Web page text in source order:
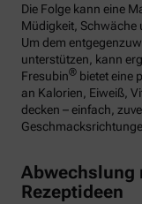
Die Folge kann eine
Müdigkeit, Schwäche
Um dem
unterstützen, kann
Fresubin® bietet eine
an Kalorien, Eiweiß,
decken – einfach,
Abwechslung
Rezeptideen